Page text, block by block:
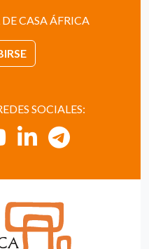
CASA ÁFRICA
SOCIALES: